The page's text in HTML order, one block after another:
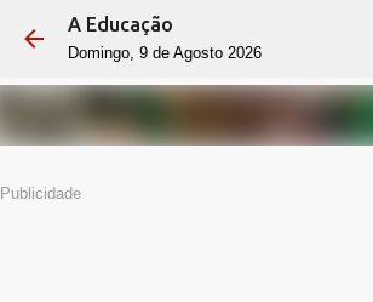
Avançar para o conteúdo
A Educação
Domingo, 9 de Agosto 2026
Publicidade